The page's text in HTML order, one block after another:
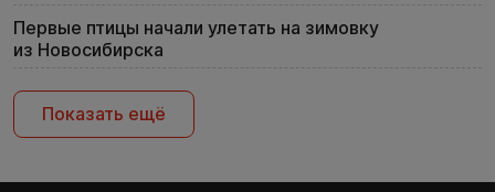
Первые птицы начали улетать на зимовку
из Новосибирска
Показать ещё